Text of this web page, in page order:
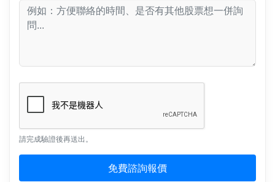
請完成驗證後再送出。
免費諮詢報價